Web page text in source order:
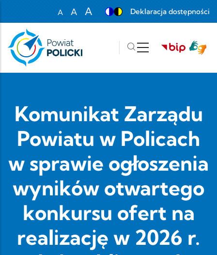
A
Set font size to 100%
A
A
Deklaracja dostępności
Komunikat Zarządu
Powiatu w Policach
w sprawie ogłoszenia
wyników otwartego
konkursu ofert na
realizację w 2026 r.